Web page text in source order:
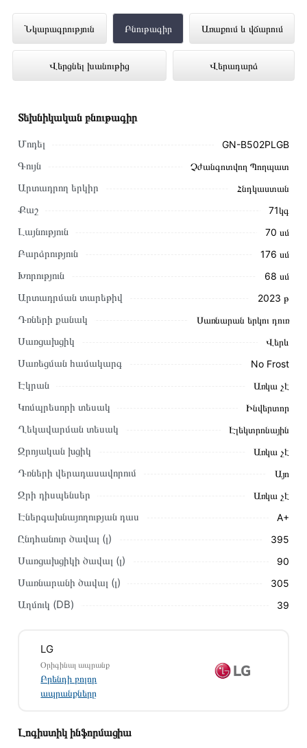
Նկարագրություն Բնութագիր Առաքում և վճարում
Վերցնել խանութից Վերադարձ
Սառնարան LG GN-B502PLGB
ներկայացված է Technomix առցանց
խանութում լավագույն գնով 377 000 դրամ
Այս ապրանքը գնելու համար սեղմեք
«Ավելացնել
կոճակը:
Կարող եք նաև պատվիրել՝ զանգահարելով կայքում նշված
կոնտակտային համարներին։
Կայքում տվյալ ապրանքի՝ Սառնարան LG GN-B502PLGB
առաքման և վճարման պայմանները վավեր են և իրական են
Մեր պրոֆեսիոնալ մենեջերները կմշակեն պատվերը և
կկապվեն ձեզ հետ՝ համաձայնեցնելու առաքման
պայմանները։ Նախքան առցանց պատվեր տեղադրելը,
խորհուրդ ենք տալիս կարդալ նկարագրությունը,
Տվյալ ապրանքը սետիֆիկացված է և համպատասխանում է
կատարվում է 14 օրվա ընթացքում:
Տեխնիկական բնութագիր
Մոդել GN-B502PLGB
Գույն Չժանգոտվող Պողպատ
Արտադրող երկիր Հնդկաստան
Քաշ 71կգ
Լայնություն 70 սմ
Բարձրություն 176 սմ
Խորություն 68 սմ
Արտադրման տարեթիվ 2023 թ
Դռների քանակ Սառնարան երկու դուռ
Սառցախցիկ Վերև
Սառեցման համակարգ No Frost
Էկրան Առկա չէ
Կոմպրեսորի տեսակ Ինվերտոր
Ղեկավարման տեսակ Էլեկտրոնային
Զրոյական խցիկ Առկա չէ
Դռների վերադասավորում Այո
Ջրի դիսպենսեր Առկա չէ
Էներգախնայողության դաս A+
Ընդհանուր ծավալ (լ) 395
Սառցախցիկի ծավալ (լ) 90
Սառնարանի ծավալ (լ) 305
Աղմուկ (DB) 39
LG
Օրիգինալ ապրանք
Բրենդի բոլոր
ապրանքները
Լոգիստիկ ինֆորմացիա